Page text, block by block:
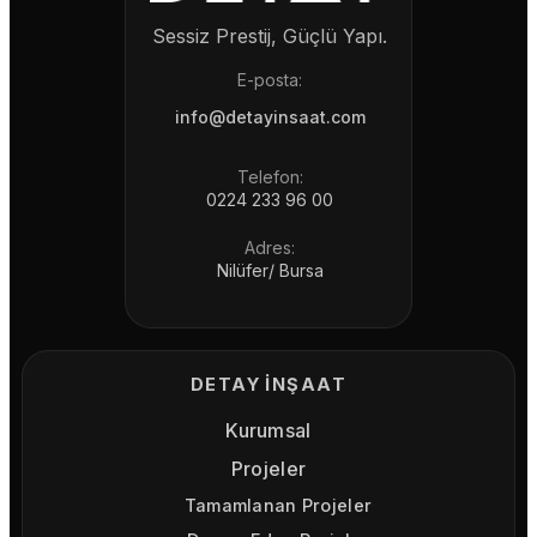
Sessiz Prestij, Güçlü Yapı.
E-posta:
info@detayinsaat.com
Telefon:
0224 233 96 00
Adres:
Nilüfer/ Bursa
DETAY İNŞAAT
Kurumsal
Projeler
Tamamlanan Projeler